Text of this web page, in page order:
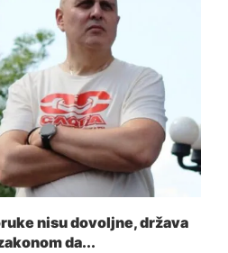
nisu dovoljne, država
da...